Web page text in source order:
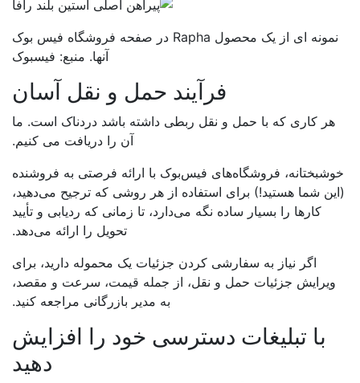
نمونه ای از یک محصول Rapha در صفحه فروشگاه فیس بوک
آنها. منبع: فیسبوک
فرآیند حمل و نقل آسان
هر کاری که با حمل و نقل ربطی داشته باشد دردناک است. ما
آن را دریافت می کنیم.
فروشگاه‌های فیس‌بوک با ارائه فرصتی به فروشنده
شما هستید!) برای استفاده از هر روشی که ترجیح می‌دهید،
کارها را بسیار ساده نگه می‌دارد، تا زمانی که ردیابی و تأیید
تحویل را ارائه می‌دهد.
اگر نیاز به سفارشی کردن جزئیات یک محموله دارید، برای
ویرایش جزئیات حمل و نقل، از جمله قیمت، سرعت و مقصد،
به مدیر بازرگانی مراجعه کنید.
با تبلیغات دسترسی خود را افزایش
دهید